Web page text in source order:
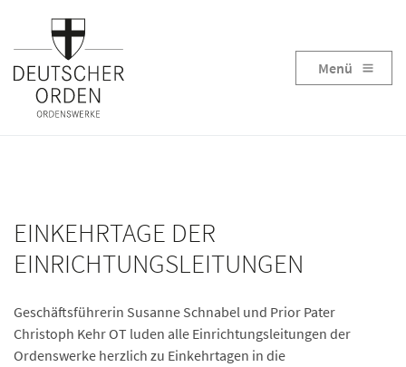
Menü
EINKEHRTAGE DER
EINRICHTUNGSLEITUNGEN
Geschäftsführerin Susanne Schnabel und Prior Pater
Christoph Kehr OT luden alle Einrichtungsleitungen der
Ordenswerke herzlich zu Einkehrtagen in die